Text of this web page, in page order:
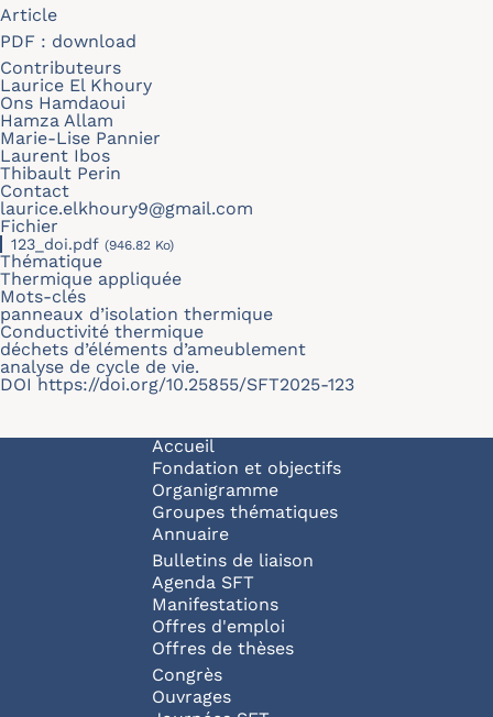
Article
PDF : download
Contributeurs
Laurice El Khoury
Ons Hamdaoui
Hamza Allam
Marie-Lise Pannier
Laurent Ibos
Thibault Perin
Contact
laurice.elkhoury9@gmail.com
Fichier
123_doi.pdf (946.82 Ko)
Thématique
Thermique appliquée
Mots-clés
panneaux d’isolation thermique
Conductivité thermique
déchets d’éléments d’ameublement
analyse de cycle de vie.
DOIhttps://doi.org/10.25855/SFT2025-123
Navigation principale
Accueil
Fondation et objectifs
Organigramme
Groupes thématiques
Annuaire
Bulletins de liaison
Agenda SFT
Manifestations
Offres d'emploi
Offres de thèses
Congrès
Ouvrages